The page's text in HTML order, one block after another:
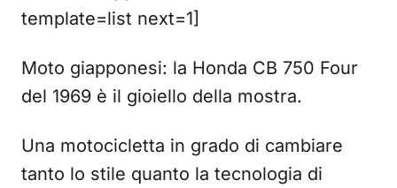
template=list next=1]
Moto giapponesi: la Honda CB 750 Four
del 1969 è il gioiello della mostra.
Una motocicletta in grado di cambiare
tanto lo stile quanto la tecnologia di